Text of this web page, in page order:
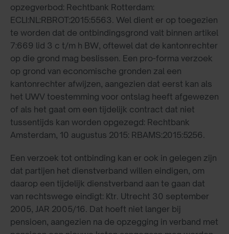
opzegverbod: Rechtbank Rotterdam:
ECLI:NL:RBROT:2015:5563. Wel dient er op toegezien
te worden dat de ontbindingsgrond valt binnen artikel
7:669 lid 3 c t/m h BW, oftewel dat de kantonrechter
op die grond mag beslissen. Een pro-forma verzoek
op grond van economische gronden zal een
kantonrechter afwijzen, aangezien dat eerst kan als
het UWV toestemming voor ontslag heeft afgewezen
of als het gaat om een tijdelijk contract dat niet
tussentijds kan worden opgezegd: Rechtbank
Amsterdam, 10 augustus 2015: RBAMS:2015:5256.
Een verzoek tot ontbinding kan er ook in gelegen zijn
dat partijen het dienstverband willen eindigen, om
daarop een tijdelijk dienstverband aan te gaan dat
van rechtswege eindigt: Ktr. Utrecht 30 september
2005, JAR 2005/16. Dat hoeft niet langer bij
pensioen, aangezien na de opzegging in verband met